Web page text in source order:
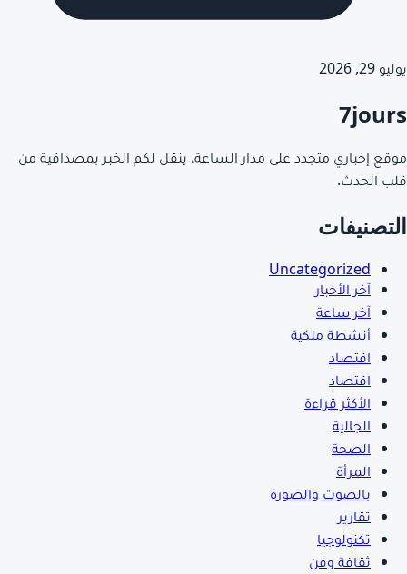
يوليو 29, 2026
7jours
موقع إخباري متجدد على مدار الساعة، ينقل لكم الخبر بمصداقية من
قلب الحدث.
التصنيفات
Uncategorized
آخر الأخبار
آخر ساعة
أنشطة ملكية
اقتصاد
اقتصاد
الأكثر قراءة
الجالية
الصحة
المرأة
بالصوت والصورة
تقارير
تكنولوجيا
ثقافة وفن